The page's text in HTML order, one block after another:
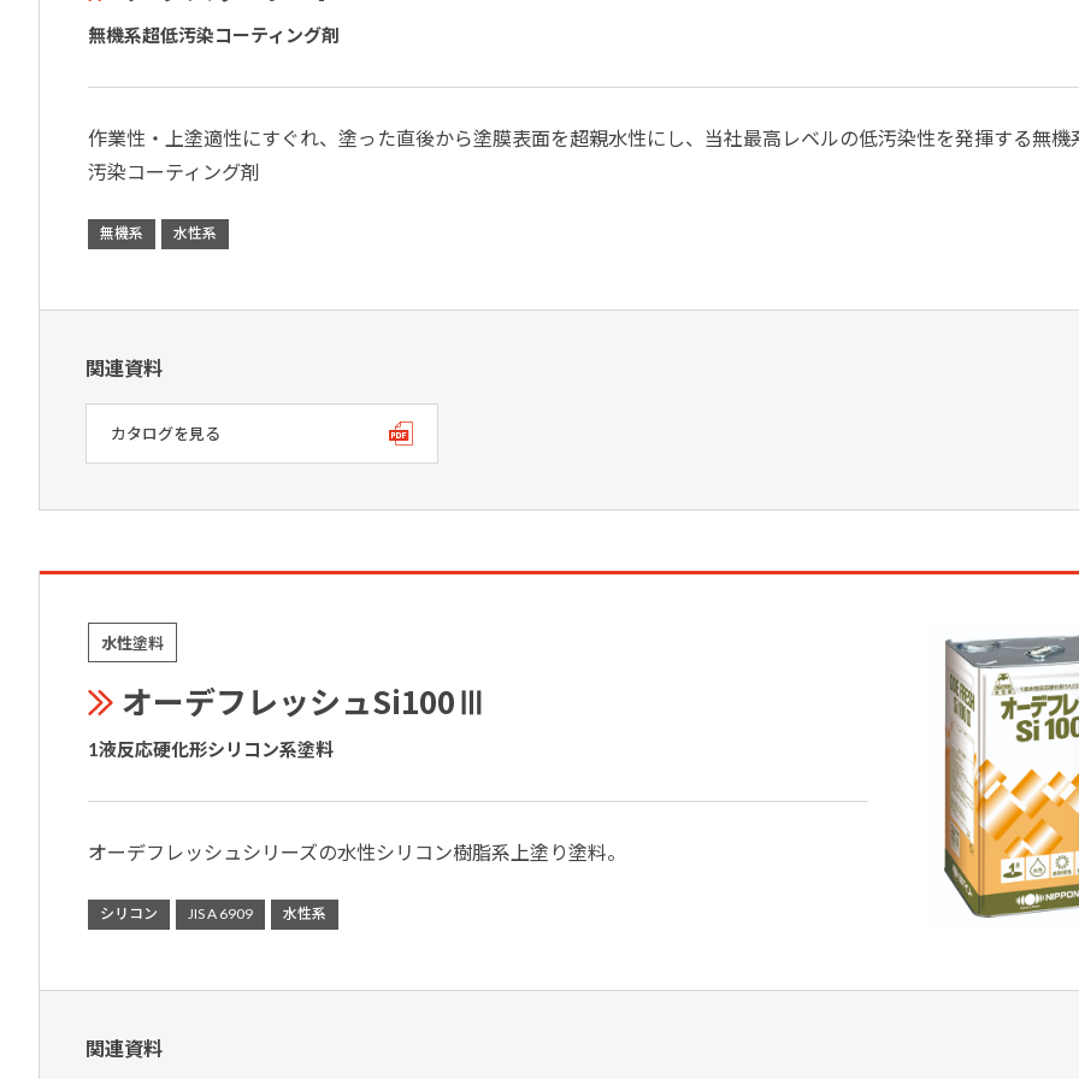
無機系超低汚染コーティング剤
作業性・上塗適性にすぐれ、塗った直後から塗膜表面を超親水性にし、当社最高レベルの低汚染性を発揮する無機
汚染コーティング剤
無機系 水性系
関連資料
カタログを見る
水性塗料
オーデフレッシュSi100Ⅲ
1液反応硬化形シリコン系塗料
オーデフレッシュシリーズの水性シリコン樹脂系上塗り塗料。
シリコン JIS A 6909 水性系
関連資料